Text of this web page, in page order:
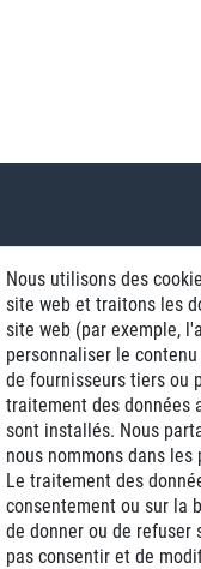
Nous utilisons des
site web et traitons les
site web (par exemple,
personnaliser le
de fournisseurs tiers ou
traitement des données
sont installés. Nous
nous nommons dans les
Le traitement des
consentement ou sur la
de donner ou de refuser
pas consentir et de